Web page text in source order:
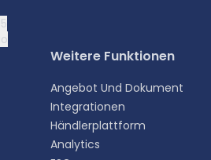
Weitere Funktionen
Angebot Und Dokument
Integrationen
Händlerplattform
Analytics